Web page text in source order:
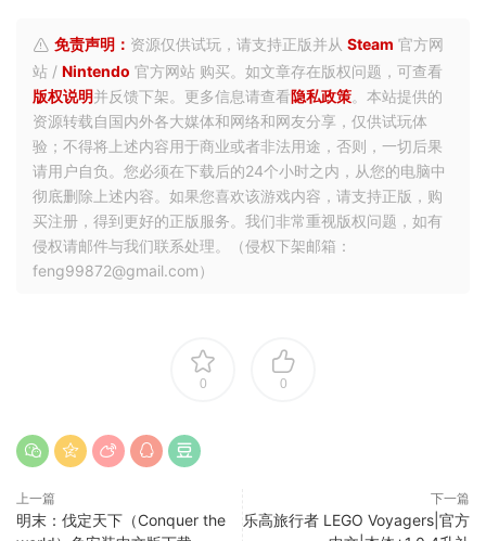
免责声明： 资源仅供试玩，请支持正版并从 Steam 官方网
站 / Nintendo 官方网站 购买。如文章存在版权问题，可查看
版权说明并反馈下架。更多信息请查看隐私政策。本站提供的
资源转载自国内外各大媒体和网络和网友分享，仅供试玩体
验；不得将上述内容用于商业或者非法用途，否则，一切后果
请用户自负。您必须在下载后的24个小时之内，从您的电脑中
彻底删除上述内容。如果您喜欢该游戏内容，请支持正版，购
买注册，得到更好的正版服务。我们非常重视版权问题，如有
侵权请邮件与我们联系处理。（侵权下架邮箱：
feng99872@gmail.com）
0 0
上一篇
明末：伐定天下（Conquer the
下一篇
乐高旅行者 LEGO Voyagers|官方